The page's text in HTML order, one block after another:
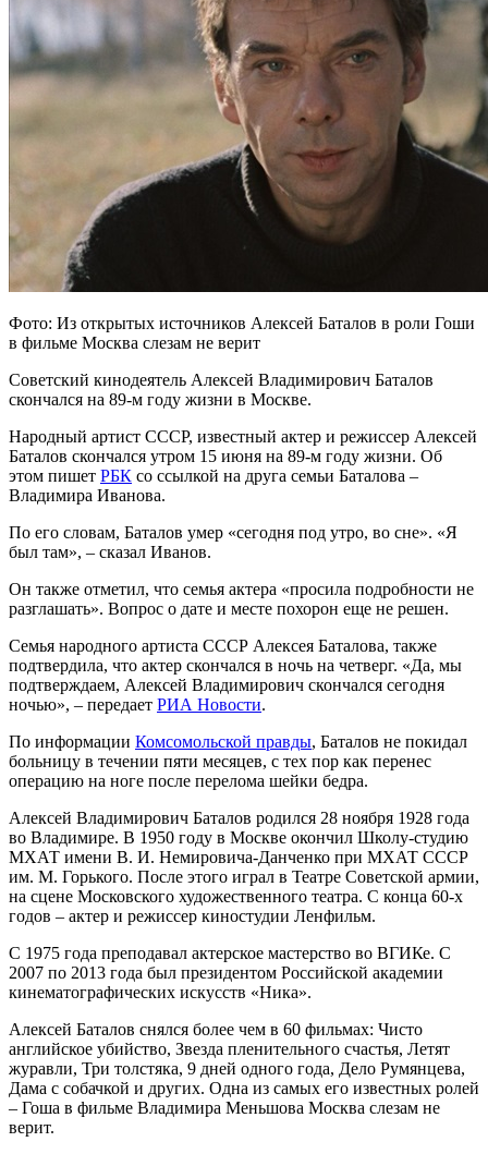
Фото: Из открытых источников Алексей Баталов в роли Гоши
в фильме Москва слезам не верит
Советский кинодеятель Алексей Владимирович Баталов
скончался на 89-м году жизни в Москве.
Народный артист СССР, известный актер и режиссер Алексей
Баталов скончался утром 15 июня на 89-м году жизни. Об
этом пишет РБК со ссылкой на друга семьи Баталова –
Владимира Иванова.
По его словам, Баталов умер «сегодня под утро, во сне». «Я
был там», – сказал Иванов.
Он также отметил, что семья актера «просила подробности не
разглашать». Вопрос о дате и месте похорон еще не решен.
Семья народного артиста СССР Алексея Баталова, также
подтвердила, что актер скончался в ночь на четверг. «Да, мы
подтверждаем, Алексей Владимирович скончался сегодня
ночью», – передает РИА Новости.
По информации Комсомольской правды, Баталов не покидал
больницу в течении пяти месяцев, с тех пор как перенес
операцию на ноге после перелома шейки бедра.
Алексей Владимирович Баталов родился 28 ноября 1928 года
во Владимире. В 1950 году в Москве окончил Школу-студию
МХАТ имени В. И. Немировича-Данченко при МХАТ СССР
им. М. Горького. После этого играл в Театре Советской армии,
на сцене Московского художественного театра. С конца 60-х
годов – актер и режиссер киностудии Ленфильм.
С 1975 года преподавал актерское мастерство во ВГИКе. С
2007 по 2013 года был президентом Российской академии
кинематографических искусств «Ника».
Алексей Баталов снялся более чем в 60 фильмах: Чисто
английское убийство, Звезда пленительного счастья, Летят
журавли, Три толстяка, 9 дней одного года, Дело Румянцева,
Дама с собачкой и других. Одна из самых его известных ролей
– Гоша в фильме Владимира Меньшова Москва слезам не
верит.